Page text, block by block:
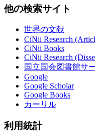
他の検索サイト
世界の文献
CiNii Research
CiNii Books
CiNii Research
国立国会図書館サ
Google
Google Scholar
Google Books
カーリル
利用統計